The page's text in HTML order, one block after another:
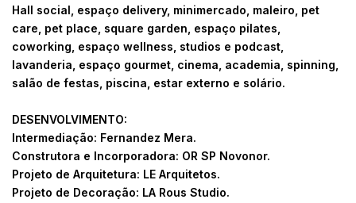
Hall social, espaço delivery, minimercado, maleiro, pet
care, pet place, square garden, espaço pilates,
coworking, espaço wellness, studios e podcast,
lavanderia, espaço gourmet, cinema, academia, spinning,
salão de festas, piscina, estar externo e solário.
DESENVOLVIMENTO:
Intermediação: Fernandez Mera.
Construtora e Incorporadora: OR SP Novonor.
Projeto de Arquitetura: LE Arquitetos.
Projeto de Decoração: LA Rous Studio.